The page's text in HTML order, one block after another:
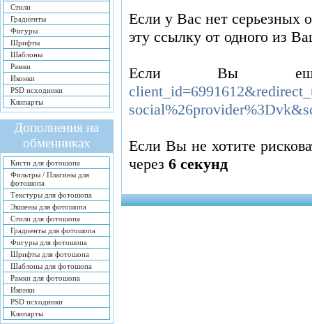
Стили
Градиенты
Фигуры
Шрифты
Шаблоны
Рамки
Иконки
PSD исходники
Клипарты
Дополнения на
обменниках
Кисти для фотошопа
Фильтры / Плагины для
фотошопа
Текстуры для фотошопа
Экшены для фотошопа
Стили для фотошопа
Градиенты для фотошопа
Фигуры для фотошопа
Шрифты для фотошопа
Шаблоны для фотошопа
Рамки для фотошопа
Иконки
PSD исходники
Клипарты
Если у Вас нет серьезных
эту ссылку от одного из
Если Вы
Если Вы не хотите
через5 секунд